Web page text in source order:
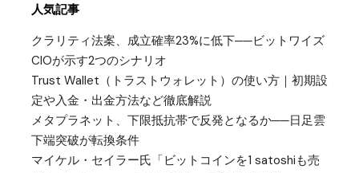
人気記事
クラリティ法案、成立確率23%に低下──ビットワイズ
CIOが示す2つのシナリオ
Trust Wallet（トラストウォレット）の使い方｜初期設
定や入金・出金方法など徹底解説
メタプラネット、下限抵抗帯で反発となるか──日足雲
下端突破が転換条件
マイケル・セイラー氏「ビットコインを1 satoshiも売